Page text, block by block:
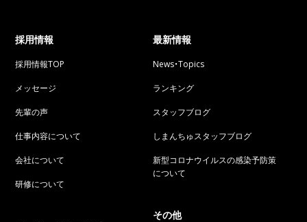
採用情報
採用情報TOP
メッセージ
先輩の声
仕事内容について
会社について
研修について
最新情報
News・Topics
ランキング
スタッフブログ
しまんちゅスタッフブログ
新型コロナウイルスの感染予防策
について
その他